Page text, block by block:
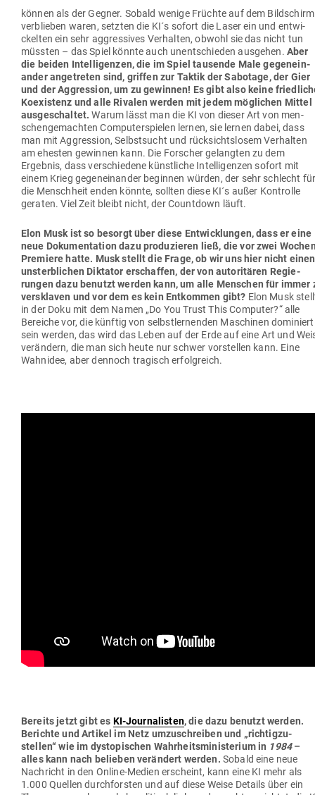
können als der Gegner. Sobald wenige Früchte auf dem Bild­schirm
ver­blieben waren, setzten die KI´s sofort die Laser ein und ent­wi­
ckelten ein sehr aggres­sives Ver­halten, obwohl sie das nicht tun
müssten – das Spiel könnte auch unent­schieden aus­gehen. Aber
die beiden Intel­li­genzen, die im Spiel tau­sende Male gegen­ein­
ander ange­treten sind, griffen zur Taktik der Sabotage, der Gier
und der Aggression, um zu gewinnen! Es gibt also keine
Koexistenz und alle Rivalen werden mit jedem mög­lichen Mittel
aus­ge­schaltet. Warum lässt man die KI von dieser Art von men­
schen­ge­machten Com­pu­ter­spielen lernen, sie lernen dabei, dass
man mit Aggression, Selbst­sucht und rück­sichts­losem Ver­halten
am ehesten gewinnen kann. Die For­scher gelangten zu dem
Ergebnis, dass ver­schiedene künst­liche Intel­li­genzen sofort mit
einem Krieg gegen­ein­ander beginnen würden, der sehr schlecht
die Menschheit enden könnte, sollten diese KI´s außer Kon­trolle
geraten. Viel Zeit bleibt nicht, der Countdown läuft.
Elon Musk ist so besorgt über diese Ent­wick­lungen, dass er eine
neue Doku­men­tation dazu pro­du­zieren ließ, die vor zwei
Pre­miere hatte. Musk stellt die Frage, ob wir uns hier nicht einen
unsterb­lichen Dik­tator erschaffen, der von auto­ri­tären Regie­
rungen dazu benutzt werden kann, um alle Men­schen für immer
ver­sklaven und vor dem es kein Ent­kommen gibt? Elon Musk
in der Doku mit dem Namen „Do You Trust This Com­puter?“ alle
Bereiche vor, die künftig von selbst­ler­nenden Maschinen domi­niert
sein werden, das wird das Leben auf der Erde auf eine Art und
ver­ändern, die man sich heute nur schwer vor­stellen kann. Eine
Wahnidee, aber dennoch tra­gisch erfolgreich.
Bereits jetzt gibt es KI-Jour­na­listen, die dazu benutzt werden.
Berichte und Artikel im Netz umzu­schreiben und „rich­tig­zu­
stellen“ wie im dys­to­pi­schen Wahr­heits­mi­nis­terium in 1984–
alles kann nach belieben ver­ändert werden. Sobald eine neue
Nach­richt in den Online-Medien erscheint, kann eine KI mehr als
1.000 Quellen durch­forsten und auf diese Weise Details über ein